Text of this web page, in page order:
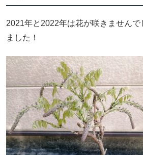
2021年と2022年は花が咲きませんで
ました！